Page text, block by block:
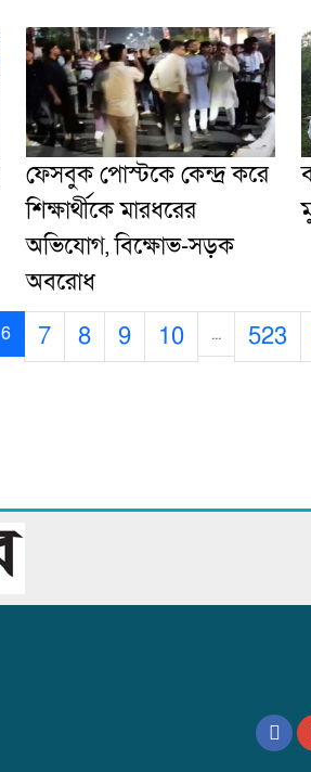
ফেসবুক পোস্টকে কেন্দ্র করে
শিক্ষার্থীকে মারধরের
অভিযোগ, বিক্ষোভ-সড়ক
অবরোধ
6 7 8 9 10 ... 523